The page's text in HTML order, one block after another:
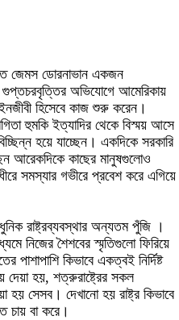
জেমস ডোরনাভান একজন
অভিযোগে আমেরিকায়
হিসেবে কাজ শুরু করেন।
হুমকি ইত্যাদির থেকে বিস্ময় আসে
হয়ে যাচ্ছেন। একদিকে সরকারি
আরেকদিকে কাছের মানুষগুলোও
সমস্যার গভীরে প্রবেশ করে এগিয়ে
রাষ্ট্রব্যবস্থার অন্যতম পুঁজি ।
নিজের শৈশবের স্মৃতিগুলো ফিরিয়ে
কিভাবে একত্বই নির্দিষ্ট
দেয়া হয়, শত্রুরাষ্ট্রের সকল
হয় সেসব। দেখানো হয় রাষ্ট্র কিভাবে
চায় বা করে।